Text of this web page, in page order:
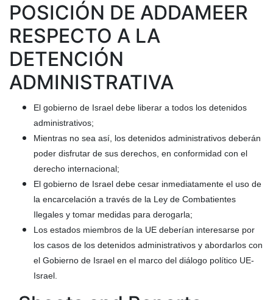
POSICIÓN DE ADDAMEER
RESPECTO A LA
DETENCIÓN
ADMINISTRATIVA
El gobierno de Israel debe liberar a todos los detenidos
administrativos;
Mientras no sea así, los detenidos administrativos deberán
poder disfrutar de sus derechos, en conformidad con el
derecho internacional;
El gobierno de Israel debe cesar inmediatamente el uso de
la encarcelación a través de la Ley de Combatientes
Ilegales y tomar medidas para derogarla;
Los estados miembros de la UE deberían interesarse por
los casos de los detenidos administrativos y abordarlos con
el Gobierno de Israel en el marco del diálogo político UE-
Israel.